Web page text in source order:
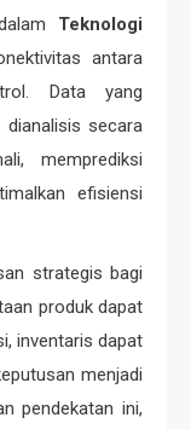
Teknologi
antara
Data yang
secara
memprediksi
efisiensi
strategis bagi
produk dapat
inventaris dapat
menjadi
pendekatan ini,